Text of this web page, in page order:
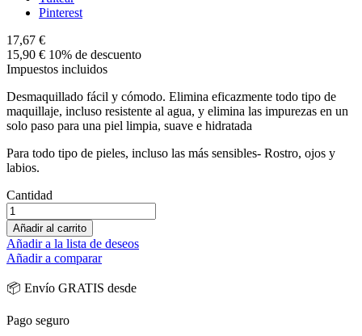
Pinterest
17,67 €
15,90 € 10% de descuento
Impuestos incluidos
Desmaquillado fácil y cómodo. Elimina eficazmente todo tipo de
maquillaje, incluso resistente al agua, y elimina las impurezas en un
solo paso para una piel limpia, suave e hidratada
Para todo tipo de pieles, incluso las más sensibles- Rostro, ojos y
labios.
Cantidad
Añadir al carrito
Añadir a la lista de deseos
Añadir a comparar
📦 Envío GRATIS desde
Pago seguro